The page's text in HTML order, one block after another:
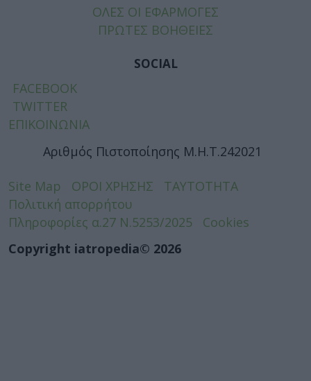
ΟΛΕΣ ΟΙ ΕΦΑΡΜΟΓΕΣ
ΠΡΩΤΕΣ ΒΟΗΘΕΙΕΣ
SOCIAL
FACEBOOK
TWITTER
ΕΠΙΚΟΙΝΩΝΙΑ
Αριθμός Πιστοποίησης Μ.Η.Τ.242021
Site Map ΟΡΟΙ ΧΡΗΣΗΣ
ΤΑΥΤΟΤΗΤΑ
Πολιτική απορρήτου
Πληροφορίες α.27 Ν.5253/2025
Cookies
Copyright iatropedia© 2026